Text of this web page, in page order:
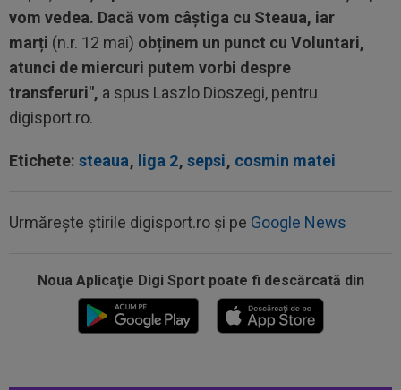
vom vedea. Dacă vom câștiga cu Steaua, iar
marți (n.r. 12 mai) obținem un punct cu Voluntari,
atunci de miercuri putem vorbi despre
transferuri", a spus Laszlo Dioszegi, pentru
digisport.ro.
Etichete: steaua, liga 2, sepsi, cosmin matei
Urmărește știrile digisport.ro și pe Google News
Noua Aplicaţie Digi Sport poate fi descărcată din
EXCLUSIV
Surpriză la CFR Cluj! Ioan Varga:
”Acum ajut clubul, dar de la anul nu știu...